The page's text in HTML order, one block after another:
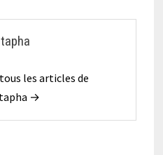
les articles de
→